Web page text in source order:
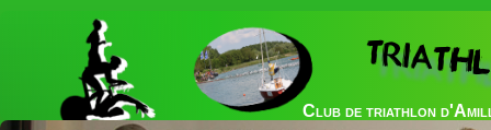
Club de triathlon